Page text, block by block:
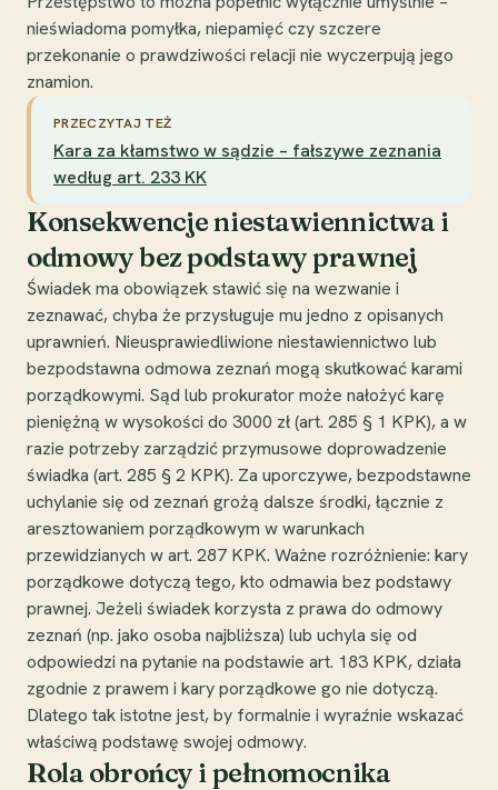
nieświadoma pomyłka, niepamięć czy szczere
przekonanie o prawdziwości relacji nie wyczerpują jego
znamion.
PRZECZYTAJ TEŻ
Kara za kłamstwo w sądzie – fałszywe zeznania
według art. 233 KK
Konsekwencje niestawiennictwa i
odmowy bez podstawy prawnej
Świadek ma obowiązek stawić się na wezwanie i
zeznawać, chyba że przysługuje mu jedno z opisanych
uprawnień. Nieusprawiedliwione niestawiennictwo lub
bezpodstawna odmowa zeznań mogą skutkować karami
porządkowymi. Sąd lub prokurator może nałożyć karę
pieniężną w wysokości do 3000 zł (art. 285 § 1 KPK), a w
razie potrzeby zarządzić przymusowe doprowadzenie
świadka (art. 285 § 2 KPK). Za uporczywe, bezpodstawne
uchylanie się od zeznań grożą dalsze środki, łącznie z
aresztowaniem porządkowym w warunkach
przewidzianych w art. 287 KPK. Ważne rozróżnienie: kary
porządkowe dotyczą tego, kto odmawia bez podstawy
prawnej. Jeżeli świadek korzysta z prawa do odmowy
zeznań (np. jako osoba najbliższa) lub uchyla się od
odpowiedzi na pytanie na podstawie art. 183 KPK, działa
zgodnie z prawem i kary porządkowe go nie dotyczą.
Dlatego tak istotne jest, by formalnie i wyraźnie wskazać
właściwą podstawę swojej odmowy.
Rola obrońcy i pełnomocnika